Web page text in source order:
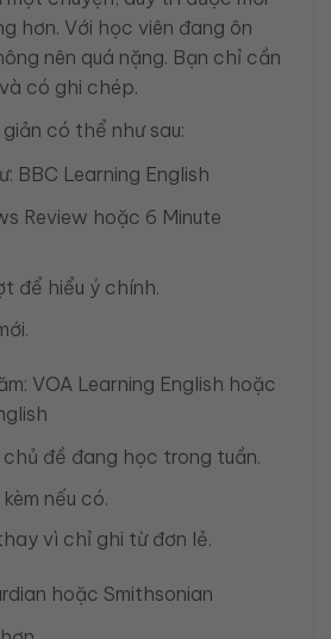
hơn. Với học viên đang ôn
nên quá nặng. Bạn chỉ cần
có ghi chép.
có thể như sau:
BBC Learning English
Review hoặc 6 Minute
để hiểu ý chính.
VOA Learning English hoặc
đề đang học trong tuần.
nếu có.
vì chỉ ghi từ đơn lẻ.
hoặc Smithsonian